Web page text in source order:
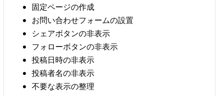
固定ページの作成
お問い合わせフォームの設置
シェアボタンの非表示
フォローボタンの非表示
投稿日時の非表示
投稿者名の非表示
不要な表示の整理